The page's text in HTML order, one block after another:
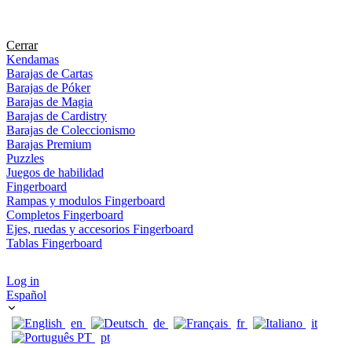
Cerrar
Kendamas
Barajas de Cartas
Barajas de Póker
Barajas de Magia
Barajas de Cardistry
Barajas de Coleccionismo
Barajas Premium
Puzzles
Juegos de habilidad
Fingerboard
Rampas y modulos Fingerboard
Completos Fingerboard
Ejes, ruedas y accesorios Fingerboard
Tablas Fingerboard
Log in
Español
en de fr
it
pt